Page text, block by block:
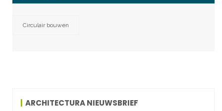
Circulair bouwen
ARCHITECTURA NIEUWSBRIEF